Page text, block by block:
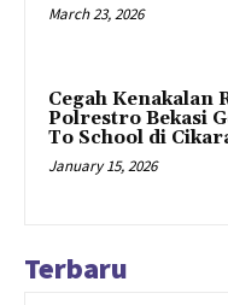
March 23, 2026
Cegah Kenakalan
Polrestro Bekasi
To School di
January 15, 2026
Terbaru